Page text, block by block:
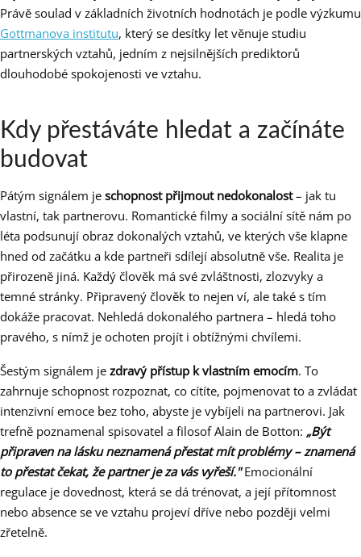
Právě soulad v základních životních hodnotách je podle výzkumu
Gottmanova institutu, který se desítky let věnuje studiu
partnerských vztahů, jedním z nejsilnějších prediktorů
dlouhodobé spokojenosti ve vztahu.
Kdy přestáváte hledat a začínáte
budovat
Pátým signálem je schopnost přijmout nedokonalost– jak tu
vlastní, tak partnerovu. Romantické filmy a sociální sítě nám po
léta podsunují obraz dokonalých vztahů, ve kterých vše klapne
hned od začátku a kde partneři sdílejí absolutně vše. Realita je
přirozeně jiná. Každý člověk má své zvláštnosti, zlozvyky a
temné stránky. Připravený člověk to nejen ví, ale také s tím
dokáže pracovat. Nehledá dokonalého partnera – hledá toho
pravého, s nímž je ochoten projít i obtížnými chvílemi.
Šestým signálem je zdravý přístup k vlastním emocím. To
zahrnuje schopnost rozpoznat, co cítíte, pojmenovat to a zvládat
intenzivní emoce bez toho, abyste je vybíjeli na partnerovi. Jak
trefně poznamenal spisovatel a filosof Alain de Botton: „Být
připraven na lásku neznamená přestat mít problémy – znamená
to přestat čekat, že partner je za vás vyřeší."Emocionální
regulace je dovednost, která se dá trénovat, a její přítomnost
nebo absence se ve vztahu projeví dříve nebo později velmi
zřetelně.